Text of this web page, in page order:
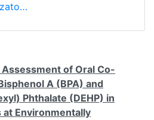
of Oral Co-
A (BPA) and
Phthalate (DEHP) in
at Environmentally